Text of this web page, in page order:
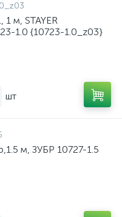
1 м, STAYER
1.0 {10723-1.0_z03}
шт
м, ЗУБР 10727-1.5